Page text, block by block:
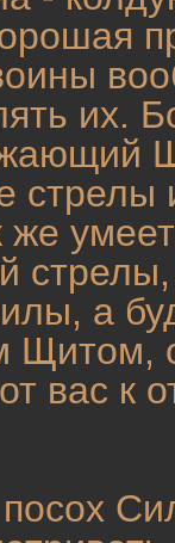
их.
стрелы
же
а
вас к